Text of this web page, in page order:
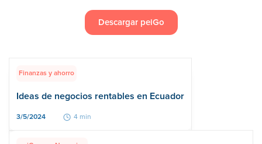
Descargar peiGo
Finanzas y ahorro
Ideas de negocios rentables en Ecuador
3/5/2024 4 min